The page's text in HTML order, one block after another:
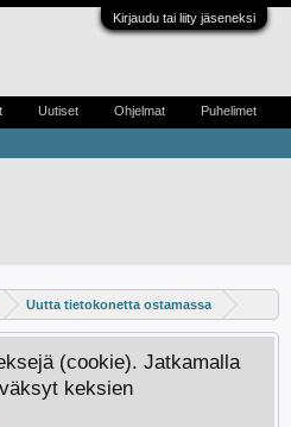
Kirjaudu tai liity jäseneksi
Uutta tietokonetta ostamassa
(cookie). Jatkamalla
keksien
Uutiset Ohjelmat Puhelimet